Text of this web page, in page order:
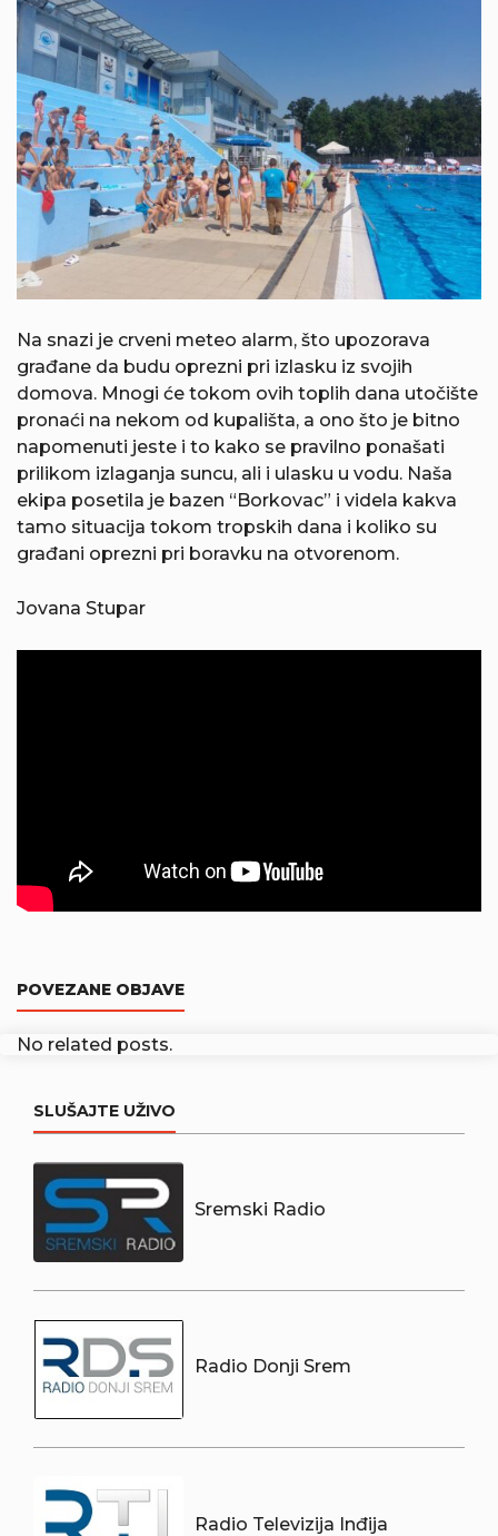
Na snazi je crveni meteo alarm, što upozorava
građane da budu oprezni pri izlasku iz svojih
domova. Mnogi će tokom ovih toplih dana utočište
pronaći na nekom od kupališta, a ono što je bitno
napomenuti jeste i to kako se pravilno ponašati
prilikom izlaganja suncu, ali i ulasku u vodu. Naša
ekipa posetila je bazen “Borkovac” i videla kakva
tamo situacija tokom tropskih dana i koliko su
građani oprezni pri boravku na otvorenom.
Jovana Stupar
POVEZANE OBJAVE
No related posts.
SLUŠAJTE UŽIVO
Sremski Radio
Radio Donji Srem
Radio Televizija Inđija